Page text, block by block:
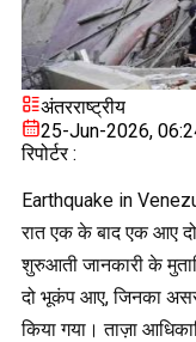
अंतरराष्ट्रीय
25-Jun-2026,
रिपोर्टर :
Earthquake in
रात एक के बाद एक आए दो
शुरुआती जानकारी के
दो भूकंप आए, जिनका
किया गया। ताज़ा